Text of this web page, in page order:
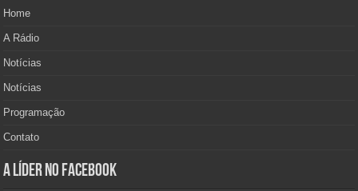
Home
A Rádio
Notícias
Notícias
Programação
Contato
A Líder no Facebook